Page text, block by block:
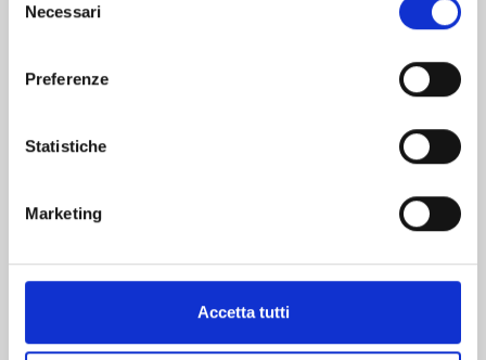
delNecessari
Preferenze
Statistiche
Marketing
Accetta tutti
€ 5,90